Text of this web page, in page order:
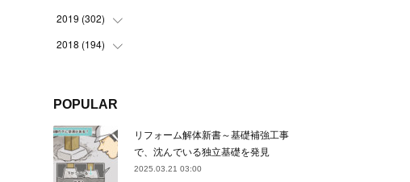
(23
(24
(22)
(22 )
(21
(24
(21)
(24)
(22
(23
(23)
(22)
(23
(22
(23)
(22)
(24
(22
(24)
(24)
2019 (302)
(23
(21)
(27)
2018 (194)
(32
(36)
POPULAR
リフォーム解体新書～基礎補強工事
で、沈んでいる独立基礎を発見
2025.03.21 03:00